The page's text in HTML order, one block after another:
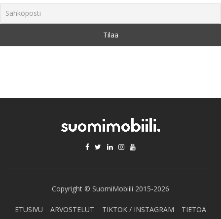
Copyright © SuomiMobiili 2015-2026
ETUSIVU ARVOSTELUT TIKTOK / INSTAGRAM TIETOA